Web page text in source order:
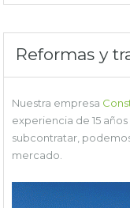
Reformas y
Nuestra empresa
experiencia de 15
subcontratar,
mercado.